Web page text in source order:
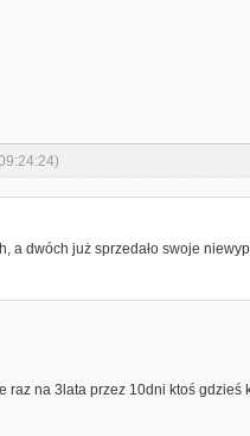
a dwóch już sprzedało swoje
na 3lata przez 10dni ktoś